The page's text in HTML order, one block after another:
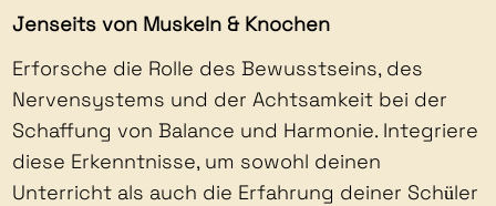
Jenseits von Muskeln & Knochen
Erforsche die Rolle des Bewusstseins, des
Nervensystems und der Achtsamkeit bei der
Schaffung von Balance und Harmonie. Integriere
diese Erkenntnisse, um sowohl deinen
Unterricht als auch die Erfahrung deiner Schüler